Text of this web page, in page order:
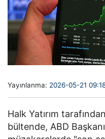
Yayınlanma: 2026-05-21
Halk Yatırım
bültende, ABD